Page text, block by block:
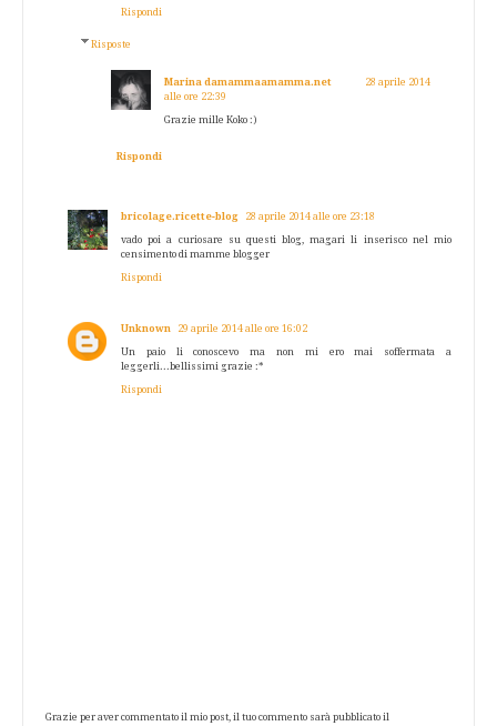
Rispondi
Risposte
Marina damammaamamma.net
28 aprile 2014
alle ore 22:39
Grazie mille Koko :)
Rispondi
bricolage.ricette-blog 28 aprile 2014 alle ore 23:18
vado poi a curiosare su questi blog, magari li inserisco nel mio
censimento di mamme blogger
Rispondi
Unknown 29 aprile 2014 alle ore 16:02
Un paio li conoscevo ma non mi ero mai soffermata a
leggerli...bellissimi grazie :*
Rispondi
Grazie per aver commentato il mio post, il tuo commento sarà pubblicato il